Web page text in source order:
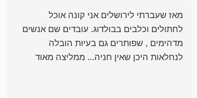
מאז שעברתי לירושלים אני קונה אוכל
לחתולים וכלבים בבולדוג. עובדים שם אנשים
מדהימים , שפותרים גם בעיות הובלה
לנחלאות היכן שאין חניה... ממליצה מאוד